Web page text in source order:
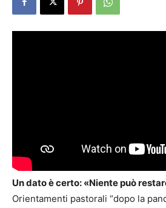
Un dato è certo: «Niente può
Orientamenti pastorali “dopo la